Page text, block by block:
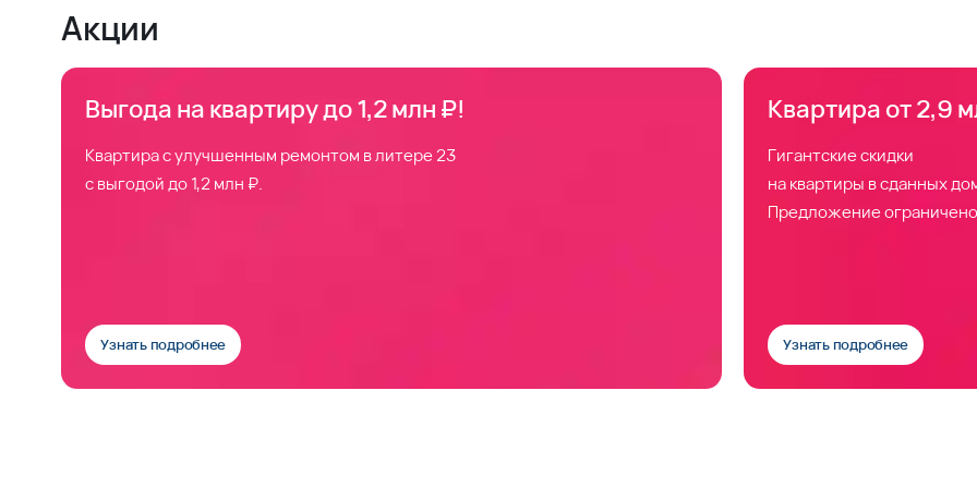
Акции
Выгода на квартиру до 1,2 млн ₽!
Квартира с улучшенным ремонтом в литере 23
с выгодой до 1,2 млн ₽.
Узнать подробнее
Квартира от 2,9
Гигантские скидки
на квартиры в сданных
Предложение
Узнать подробнее